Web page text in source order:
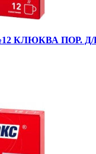
КЛЮКВА ПОР.